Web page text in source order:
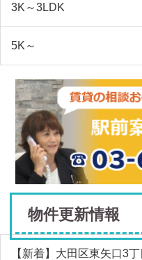
3K～3LDK
5K～
物件更新情報
【新着】大田区東矢口3